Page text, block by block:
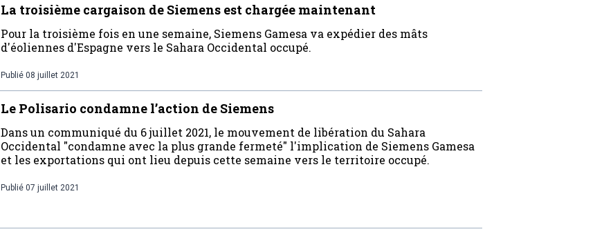
La troisième cargaison de Siemens est chargée maintenant
Pour la troisième fois en une semaine, Siemens Gamesa va expédier des mâts
d'éoliennes d'Espagne vers le Sahara Occidental occupé.
Publié 08 juillet 2021
Le Polisario condamne l’action de Siemens
Dans un communiqué du 6 juillet 2021, le mouvement de libération du Sahara
Occidental "condamne avec la plus grande fermeté" l'implication de Siemens Gamesa
et les exportations qui ont lieu depuis cette semaine vers le territoire occupé.
Publié 07 juillet 2021